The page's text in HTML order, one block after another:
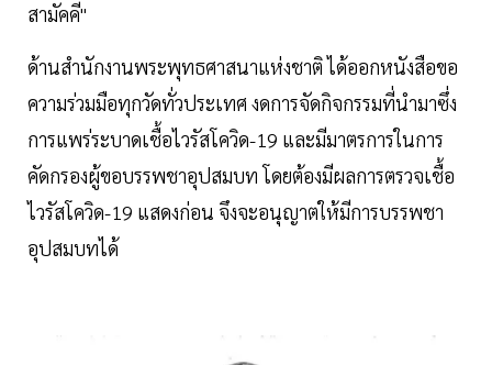
สามัคคี"
ด้านสำนักงานพระพุทธศาสนาแห่งชาติ ได้ออกหนังสือขอ
ความร่วมมือทุกวัดทั่วประเทศ งดการจัดกิจกรรมที่นำมาซึ่ง
การแพร่ระบาดเชื้อไวรัสโควิด-19 และมีมาตรการในการ
คัดกรองผู้ขอบรรพชาอุปสมบท โดยต้องมีผลการตรวจเชื้อ
ไวรัสโควิด-19 แสดงก่อน จึงจะอนุญาตให้มีการบรรพชา
อุปสมบทได้